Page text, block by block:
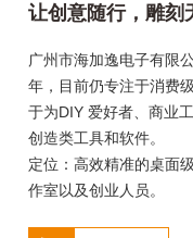
让创意随行，雕刻
广州市海加逸电子有限
年，目前仍专注于消费
于为DIY 爱好者、商业
创造类工具和软件。
定位：高效精准的桌面
作室以及创业人员。